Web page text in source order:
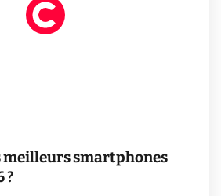
meilleurs smartphones
?